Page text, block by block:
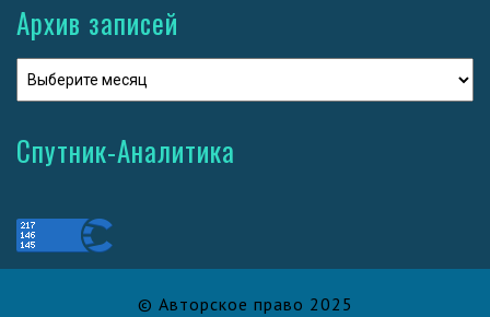
Архив записей
Спутник-Аналитика
© Авторское право 2025